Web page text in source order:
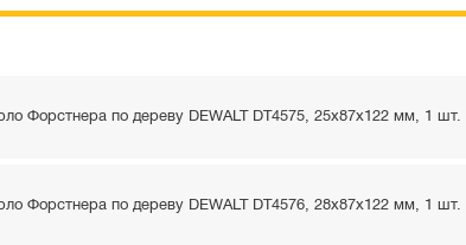
Форстнера по дереву DEWALT DT4575, 25x87x122 мм, 1 шт.
Форстнера по дереву DEWALT DT4576, 28x87x122 мм, 1 шт.